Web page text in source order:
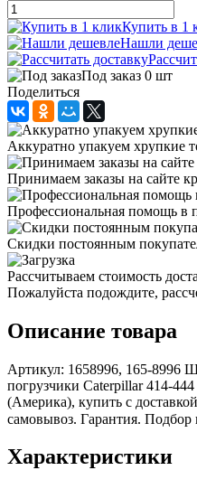
Купить в 1
Нашли
Под заказ 0 шт
Поделиться
Аккуратно упакуем хрупкие
Принимаем заказы на сайте
Профессиональная помощь в
Скидки постоянным
Рассчитываем стоимость
Пожалуйста подождите,
Описание товара
Артикул: 1658996, 165-8996
погрузчики Caterpillar 414-
(Америка), купить с
самовывоз. Гарантия.
Характеристики